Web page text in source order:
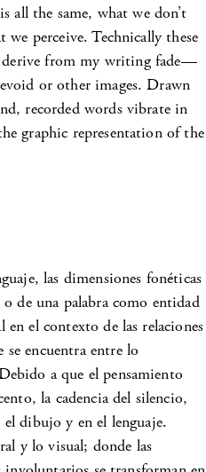
all the same, what we don’t
perceive. Technically these
from my writing fade—
or other images. Drawn
recorded words vibrate in
graphic representation of the
las dimensiones fonéticas
de una palabra como entidad
el contexto de las relaciones
se encuentra entre lo
a que el pensamiento
la cadencia del silencio,
dibujo y en el lenguaje.
y lo visual; donde las